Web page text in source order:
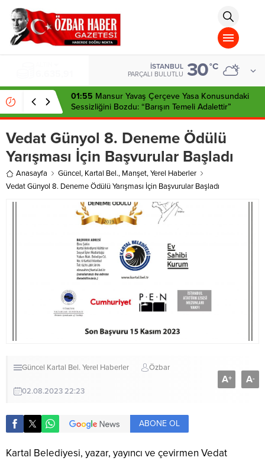
islami
chat
omegla
türk
sohbet
dini
chat
İSTANBUL
PARÇALI BULUTLU 30°C
01:55 Mansur Yavaş Çerçeve Yasa Konusundaki
Sessizliğini Bozdu: “Barışın Temeli Adalettir”
Vedat Günyol 8. Deneme Ödülü
Yarışması İçin Başvurular Başladı
Anasayfa Güncel, Kartal Bel., Manşet,Yerel Haberler
Vedat Günyol 8. Deneme Ödülü Yarışması İçin Başvurular Başladı
Güncel Kartal Bel. Yerel Haberler Özbar
02.08.2023 22:23
A+ A-
ABONE OL
Kartal Belediyesi, yazar, yayıncı ve çevirmen Vedat